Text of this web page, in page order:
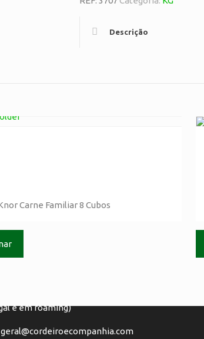
Descrição
Carne Familiar 8 Cubos
para rede móvel, de acordo com o seu
e em roaming)
geral@cordeiroecompanhia.com